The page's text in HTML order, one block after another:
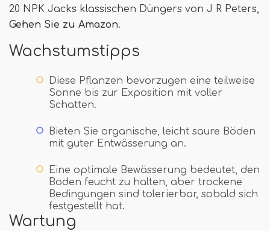
20 NPK Jacks klassischen Düngers von J R Peters,
Gehen Sie zu Amazon.
Wachstumstipps
Diese Pflanzen bevorzugen eine teilweise
Sonne bis zur Exposition mit voller
Schatten.
Bieten Sie organische, leicht saure Böden
mit guter Entwässerung an.
Eine optimale Bewässerung bedeutet, den
Boden feucht zu halten, aber trockene
Bedingungen sind tolerierbar, sobald sich
festgestellt hat.
Wartung